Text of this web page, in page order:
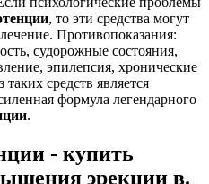
, то эти средства могут
Противопоказания:
судорожные состояния,
эпилепсия, хронические
средств является
формула легендарного
.
- купить
эрекции в.